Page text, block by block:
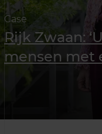
Case
Rijk Zwaan:
mensen met